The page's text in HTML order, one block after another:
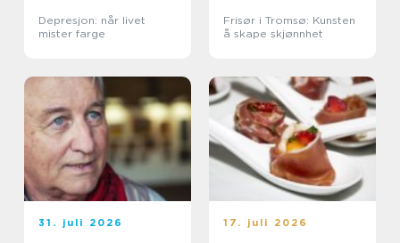
Depresjon: når livet
mister farge
Frisør i Tromsø: Kunsten
å skape skjønnhet
31. juli 2026 17. juli 2026